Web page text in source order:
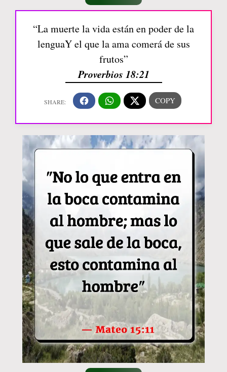
“La muerte la vida están en poder de la
lenguaY el que la ama comerá de sus
frutos”
Proverbios 18:21